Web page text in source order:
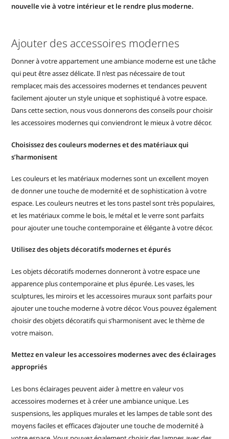
nouvelle vie à votre intérieur et le rendre plus moderne.
Ajouter des accessoires modernes
Donner à votre appartement une ambiance moderne est une tâche
qui peut être assez délicate. Il n’est pas nécessaire de tout
remplacer, mais des accessoires modernes et tendances peuvent
facilement ajouter un style unique et sophistiqué à votre espace.
Dans cette section, nous vous donnerons des conseils pour choisir
les accessoires modernes qui conviendront le mieux à votre décor.
Choisissez des couleurs modernes et des matériaux qui
s’harmonisent
Les couleurs et les matériaux modernes sont un excellent moyen
de donner une touche de modernité et de sophistication à votre
espace. Les couleurs neutres et les tons pastel sont très populaires,
et les matériaux comme le bois, le métal et le verre sont parfaits
pour ajouter une touche contemporaine et élégante à votre décor.
Utilisez des objets décoratifs modernes et épurés
Les objets décoratifs modernes donneront à votre espace une
apparence plus contemporaine et plus épurée. Les vases, les
sculptures, les miroirs et les accessoires muraux sont parfaits pour
ajouter une touche moderne à votre décor. Vous pouvez également
choisir des objets décoratifs qui s’harmonisent avec le thème de
votre maison.
Mettez en valeur les accessoires modernes avec des éclairages
appropriés
Les bons éclairages peuvent aider à mettre en valeur vos
accessoires modernes et à créer une ambiance unique. Les
suspensions, les appliques murales et les lampes de table sont des
moyens faciles et efficaces d’ajouter une touche de modernité à